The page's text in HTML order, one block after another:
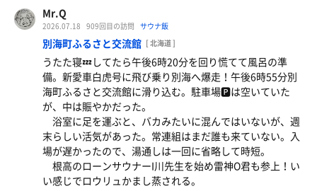
つしか潮が引くようにお客さんが減ってゆき、最後はワタ
クシとしょうま先生の二人だけに。
明日こそ別海町ふるさと交流館はお休み。火曜日は何処
へ行こうか？
後から合流した地元浜中町茶内のタイフーンさん曰く「正
月より混んでるなー！」確かに、アプリ会員向け無料入浴
の時より混んでいる印象。
回数券二枚分を使い浴室へ。ワタクシが来たとき史上、
最高の賑わいだ。予めサ室をチラッと覗くと幸いに空いて
いる。少しホッとした。
ルーティンののち、サ室in！サム君とのコラボinゆうゆ
♨️開始。
サウナ 8分 12分 12分 11分
水風呂 2分×4
外気浴 5分×4
Mr.Q
2026.07.18 909回目の訪問 サウナ飯
別海町ふるさと交流館 [ 北海道 ]
うたた寝💤してたら午後6時20分を回り慌てて風呂の準
備。新愛車白虎号に飛び乗り別海へ爆走！午後6時55分別
海町ふるさと交流館に滑り込む。駐車場🅿️は空いていた
が、中は賑やかだった。
浴室に足を運ぶと、バカみたいに混んではいないが、週
末らしい活気があった。常連組はまだ誰も来ていない。入
場が遅かったので、湯通しは一回に省略して時短。
根高のローンサウナーI川先生を始め雷神O君も参上！い
い感じでロウリュかまし蒸される。